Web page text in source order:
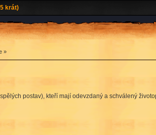
krát)
»
postav), kteří mají odevzdaný a schválený